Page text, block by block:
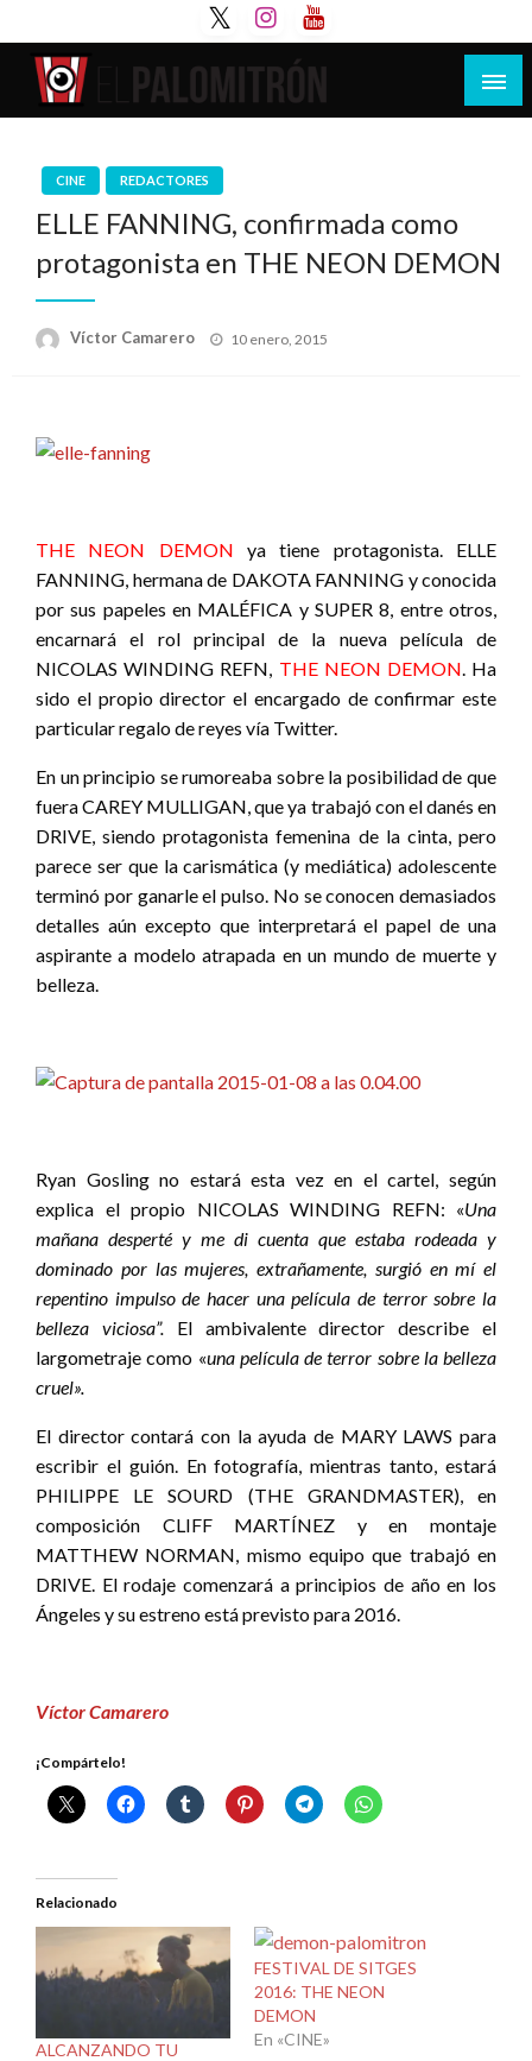
al
contenido
Tu espacio de la industria de cine española y
CINE REDACTORES
ELLE FANNING, confirmada como
protagonista en THE NEON DEMON
Víctor Camarero
Publicado
10 enero, 2015
THE NEON DEMON ya tiene protagonista. ELLE
FANNING, hermana de DAKOTA FANNING y conocida
por sus papeles en MALÉFICA y SUPER 8, entre otros,
encarnará el rol principal de la nueva película de
NICOLAS WINDING REFN, THE NEON DEMON. Ha
sido el propio director el encargado de confirmar este
particular regalo de reyes vía Twitter.
En un principio se rumoreaba sobre la posibilidad de que
fuera CAREY MULLIGAN, que ya trabajó con el danés en
DRIVE, siendo protagonista femenina de la cinta, pero
parece ser que la carismática (y mediática) adolescente
terminó por ganarle el pulso. No se conocen demasiados
detalles aún excepto que interpretará el papel de una
aspirante a modelo atrapada en un mundo de muerte y
belleza.
Ryan Gosling no estará esta vez en el cartel, según
explica el propio NICOLAS WINDING REFN: «Una
mañana desperté y me di cuenta que estaba rodeada y
dominado por las mujeres, extrañamente, surgió en mí el
repentino impulso de hacer una película de terror sobre la
belleza viciosa”. El ambivalente director describe el
largometraje como «una película de terror sobre la belleza
cruel».
El director contará con la ayuda de MARY LAWS para
escribir el guión. En fotografía, mientras tanto, estará
PHILIPPE LE SOURD (THE GRANDMASTER), en
composición CLIFF MARTÍNEZ y en montaje
MATTHEW NORMAN, mismo equipo que trabajó en
DRIVE. El rodaje comenzará a principios de año en los
Ángeles y su estreno está previsto para 2016.
Víctor Camarero
¡Compártelo!
Relacionado
ALCANZANDO TU
FESTIVAL DE SITGES
2016: THE NEON
DEMON
En «CINE»